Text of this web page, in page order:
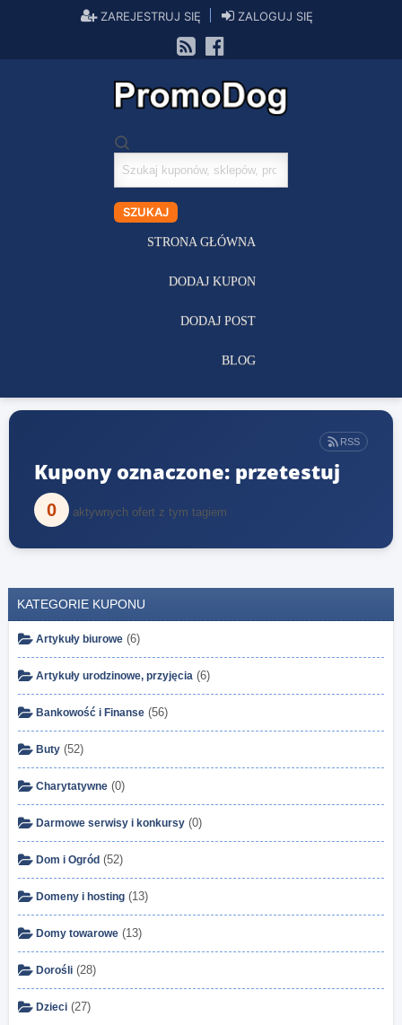
ZAREJESTRUJ SIĘ ZALOGUJ SIĘ
Szukaj
kuponów
SZUKAJ
STRONA GŁÓWNA
DODAJ KUPON
DODAJ POST
BLOG
RSS
Kupony oznaczone: przetestuj
0 aktywnych ofert z tym tagiem
KATEGORIE KUPONU
Artykuły biurowe (6)
Artykuły urodzinowe, przyjęcia (6)
Bankowość i Finanse (56)
Buty (52)
Charytatywne (0)
Darmowe serwisy i konkursy (0)
Dom i Ogród (52)
Domeny i hosting (13)
Domy towarowe (13)
Dorośli (28)
Dzieci (27)